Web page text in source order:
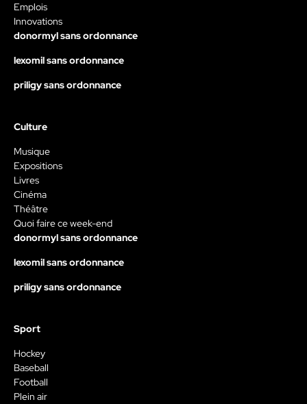
Emplois
Innovations
donormyl sans ordonnance
lexomil sans ordonnance
priligy sans ordonnance
Culture
Musique
Expositions
Livres
Cinéma
Théâtre
Quoi faire ce week-end
donormyl sans ordonnance
lexomil sans ordonnance
priligy sans ordonnance
Sport
Hockey
Baseball
Football
Plein air